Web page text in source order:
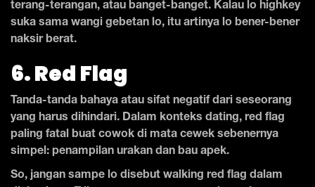
terang-terangan, atau banget-banget. Kalau lo highkey
suka sama wangi gebetan lo, itu artinya lo bener-bener
naksir berat.
6. Red Flag
Tanda-tanda bahaya atau sifat negatif dari seseorang
yang harus dihindari. Dalam konteks dating, red flag
paling fatal buat cowok di mata cewek sebenernya
simpel: penampilan urakan dan bau apek.
So, jangan sampe lo disebut walking red flag dalam